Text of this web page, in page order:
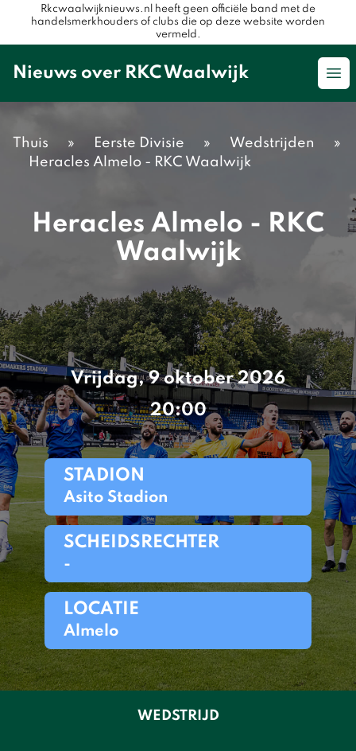
Rkcwaalwijknieuws.nl heeft geen officiële band met de
handelsmerkhouders of clubs die op deze website worden
vermeld.
Nieuws over RKC Waalwijk
Thuis » Eerste Divisie » Wedstrijden
»
Heracles Almelo - RKC Waalwijk
Heracles Almelo - RKC
Waalwijk
Vrijdag, 9 oktober 2026
20:00
STADION
Asito Stadion
SCHEIDSRECHTER
-
LOCATIE
Almelo
WEDSTRIJD